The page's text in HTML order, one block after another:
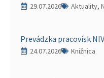
29.07.2026 Aktuality,
Prevádzka pracovísk
24.07.2026 Knižnica